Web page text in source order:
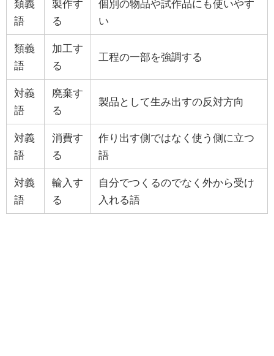
類義
語
製作す
る
個別の物品や試作品にも使いやす
い
類義
語
加工す
る
工程の一部を強調する
対義
語
廃棄す
る
製品として生み出すの反対方向
対義
語
消費す
る
作り出す側ではなく使う側に立つ
語
対義
語
輸入す
る
自分でつくるのでなく外から受け
入れる語